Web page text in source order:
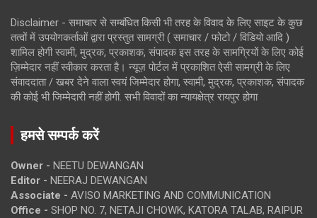
Disclaimer - समाचार से सम्बंधित किसी भी तरह के विवाद के लिए साइट के कुछ
तत्वों में उपयोगकर्ताओं द्वारा प्रस्तुत सामग्री ( समाचार / फोटो / विडियो आदि )
शामिल होगी स्वामी, मुद्रक, प्रकाशक, संपादक इस तरह के सामग्रियों के लिए कोई
ज़िम्मेदार नहीं स्वीकार करता है। न्यूज़ पोर्टल में प्रकाशित ऐसी सामग्री के लिए
संवाददाता / खबर देने वाला स्वयं जिम्मेदार होगा, स्वामी, मुद्रक, प्रकाशक, संपादक
की कोई भी जिम्मेदारी नहीं होगी. सभी विवादों का न्यायक्षेत्र रायपुर होगा
हमसे सम्पर्क करें
Owner - NEETU DEWANGAN
Editor - NEERAJ DEWANGAN
Associate - AVISO MARKETING AND COMMUNICATION
Office - SHOP NO. 7, NETAJI CHOWK, KATORA TALAB, RAIPUR